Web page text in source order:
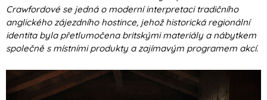
Crawfordové se jedná o moderní interpretaci tradičního
anglického zájezdního hostince, jehož historická regionální
identita byla přetlumočena britskými materiály a nábytkem
společně s místními produkty a zajímavým programem akcí.